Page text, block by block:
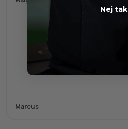
Marcus
Nej tak